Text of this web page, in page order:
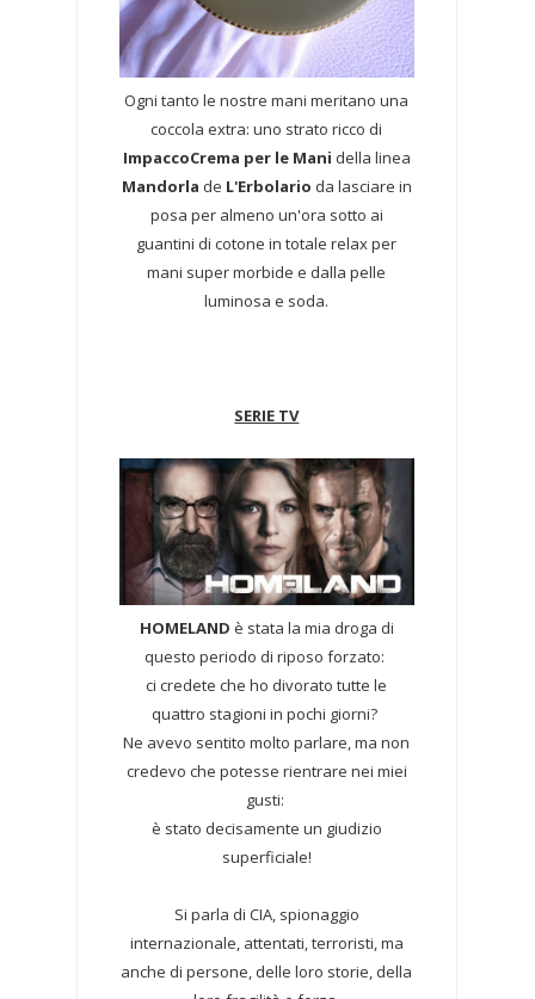
Ogni tanto le nostre mani meritano una
coccola extra: uno strato ricco di
ImpaccoCrema per le Mani della linea
Mandorla de L'Erbolario da lasciare in
posa per almeno un'ora sotto ai
guantini di cotone in totale relax per
mani super morbide e dalla pelle
luminosa e soda.
SERIE TV
HOMELAND è stata la mia droga di
questo periodo di riposo forzato:
ci credete che ho divorato tutte le
quattro stagioni in pochi giorni?
Ne avevo sentito molto parlare, ma non
credevo che potesse rientrare nei miei
gusti:
è stato decisamente un giudizio
superficiale!
Si parla di CIA, spionaggio
internazionale, attentati, terroristi, ma
anche di persone, delle loro storie, della